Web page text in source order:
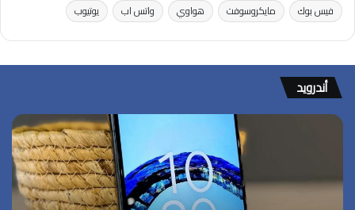
فيس بوك
مايكروسوفت هواوي واتس اب يوتيوب
أندرويد
كيف
أندرويد